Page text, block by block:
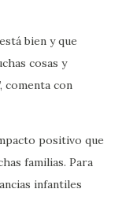
bien y que
cosas y
comenta con
positivo que
familias. Para
infantiles